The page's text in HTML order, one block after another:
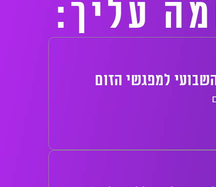
עליך:
למפגשי הזום